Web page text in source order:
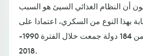
أن النظام الغذائي السيئ هو السبب
بهذا النوع من السكري، اعتمادا على
تحليل بيانات من 184 دولة جمعت خلال الفترة 1990-
2018.